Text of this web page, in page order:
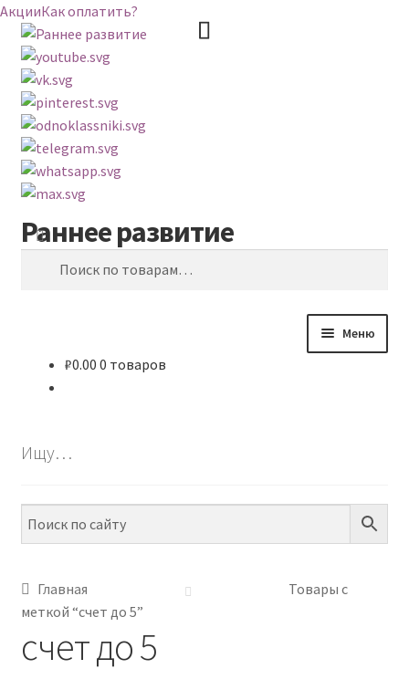
АкцииКак оплатить?
Перейти
к
навигации
Перейти
к
содержимому
Раннее развитие
Поиск
Меню
ПО НАВЫКАМ
МЕТОДИКИ
АРТ СТУДИЯ
₽0.00 0 товаров
Ищу…
Главная
Товары с
меткой “счет до 5”
счет до 5